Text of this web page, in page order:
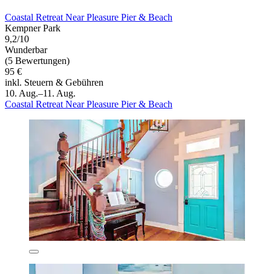
Coastal Retreat Near Pleasure Pier & Beach
Kempner Park
9,2/10
Wunderbar
(5 Bewertungen)
95 €
inkl. Steuern & Gebühren
10. Aug.–11. Aug.
Coastal Retreat Near Pleasure Pier & Beach